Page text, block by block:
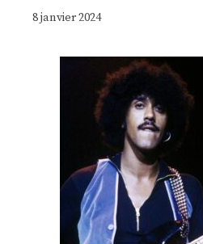
8 janvier 2024